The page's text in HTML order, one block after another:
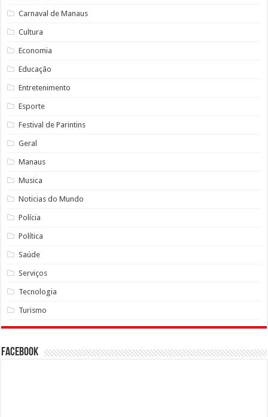
Carnaval de Manaus
Cultura
Economia
Educação
Entretenimento
Esporte
Festival de Parintins
Geral
Manaus
Musica
Noticias do Mundo
Polícia
Política
Saúde
Serviços
Tecnologia
Turismo
Facebook